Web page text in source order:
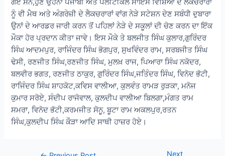
ਗਏ ਸਨ,ਹੁਣ ਉਹਨਾਂ ਪੰਜਾਬੀ ਅਤੇ ਪੋਲੀਟੀਕਲ ਸਾਇੰਸ ਵਿਸ਼ਿਆਂ ਦੇ ਲੈਕਚਰਾਰਾਂ
ਨੂੰ ਵੀ ਮੈਥ ਅਤੇ ਅੰਗਰੇਜ਼ੀ ਦੇ ਲੈਕਚਰਾਰਾਂ ਵਾਂਗ ਨੇੜੇ ਸਟੇਸ਼ਨ ਦੇਣ ਸਬੰਧੀ ਦੁਬਾਰਾ
ਉਨਾਂ ਦੇ ਆਰਡਰ ਜਾਰੀ ਕਰਨ ਤੋਂ ਪਹਿਲਾਂ ਨੇੜੇ ਦੇ ਸਕੂਲਾਂ ਦੀ ਚੋਣ ਕਰਨ ਦਾ ਇੱਕ
ਮੌਕਾ ਹੋਰ ਪ੍ਰਦਾਨ ਕੀਤਾ ਜਾਵੇ। ਇਸ ਮੌਕੇ ਤੇ ਬਲਜੀਤ ਸਿੰਘ ਕੁਲਾਰ,ਗੁਰਿੰਦਰ
ਸਿੰਘ ਆਦਮਪੁਰ, ਰਾਜਿੰਦਰ ਸਿੰਘ ਭੋਗਪੁਰ, ਸੁਖਵਿੰਦਰ ਰਾਮ, ਸਰਬਜੀਤ ਸਿੰਘ
ਢੇਸੀ, ਰਣਜੀਤ ਸਿੰਘ,ਰਣਜੀਤ ਸਿੰਘ, ਮੁਲਖ਼ ਰਾਜ, ਪਿਆਰਾ ਸਿੰਘ ਨਕੋਦਰ,
ਬਲਵੀਰ ਭਗਤ, ਰਣਜੀਤ ਠਾਕੁਰ, ਗੁਰਿੰਦਰ ਸਿੰਘ,ਜਤਿੰਦਰ ਸਿੰਘ, ਵਿਨੋਦ ਭੱਟੀ,
ਰਾਜਿੰਦਰ ਸਿੰਘ ਸ਼ਾਹਕੋਟ,ਕਵਿਸ ਵਾਲੀਆ, ਕੁਲਵੰਤ ਰਾਮੜ ਰੁੜਕਾ, ਮਨੋਜ
ਕੁਮਾਰ ਸਰੋਏ, ਸੰਦੀਪ ਰਾਜੋਵਾਲ, ਕੁਲਦੀਪ ਵਾਲੀਆ ਬਿਲਗਾ,ਮੰਗਤ ਰਾਮ
ਸਮਰਾ, ਵਿਨੋਦ ਭੱਟੀ,ਕਰਮਜੀਤ ਸੋਨੂ, ਬੂਟਾ ਰਾਮ ਅਕਲਪੁਰ,ਰਤਨ
ਸਿੰਘ,ਕੁਲਦੀਪ ਸਿੰਘ ਕੌੜਾ ਆਦਿ ਸਾਥੀ ਹਾਜ਼ਰ ਹੋਏ।